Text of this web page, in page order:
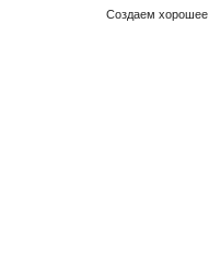
Создаем